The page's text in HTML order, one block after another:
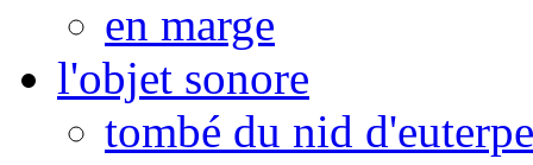
en marge
l'objet sonore
tombé du nid d'euterpe